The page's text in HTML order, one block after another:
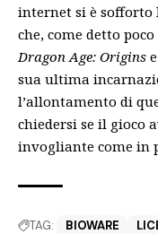
internet si è sofforto
che, come detto
Dragon Age: Origins
sua ultima
l’allontamento di
chiedersi se il gioco
invogliante come in
TAG: BIOWARE